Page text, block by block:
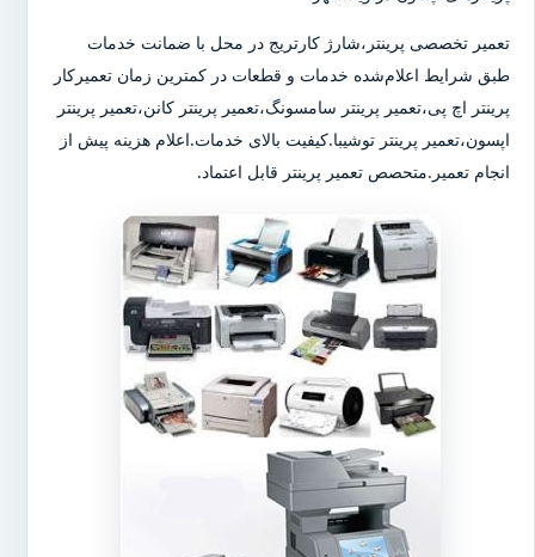
تعمیر تخصصی پرینتر،شارژ کارتریج در محل با ضمانت خدمات
طبق شرایط اعلام‌شده خدمات و قطعات در کمترین زمان تعمیرکار
پرینتر اچ پی،تعمیر پرینتر سامسونگ،تعمیر پرینتر کانن،تعمیر پرینتر
اپسون،تعمیر پرینتر توشیبا.کیفیت بالای خدمات.اعلام هزینه پیش از
انجام تعمیر.متحصص تعمیر پرینتر قابل اعتماد.